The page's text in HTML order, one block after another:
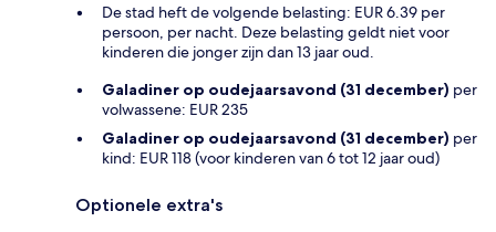
De stad heft de volgende belasting: EUR 6.39 per
persoon, per nacht. Deze belasting geldt niet voor
kinderen die jonger zijn dan 13 jaar oud.
Galadiner op oudejaarsavond (31 december) per
volwassene: EUR 235
Galadiner op oudejaarsavond (31 december) per
kind: EUR 118 (voor kinderen van 6 tot 12 jaar oud)
Optionele extra's